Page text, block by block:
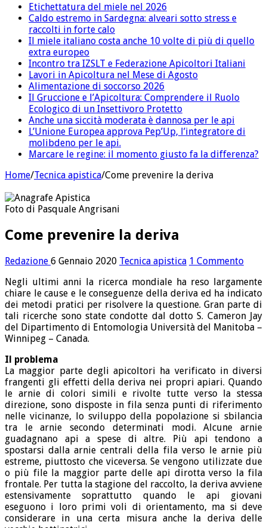
Etichettatura del miele nel 2026
Caldo estremo in Sardegna: alveari sotto stress e
raccolti in forte calo
Il miele italiano costa anche 10 volte di più di quello
extra europeo
Incontro tra IZSLT e Federazione Apicoltori Italiani
Lavori in Apicoltura nel Mese di Agosto
Alimentazione di soccorso 2026
Il Gruccione e l’Apicoltura: Comprendere il Ruolo
Ecologico di un Insettivoro Protetto
Anche una siccità moderata è dannosa per le api
L’Unione Europea approva Pep’Up, l’integratore di
molibdeno per le api.
Marcare le regine: il momento giusto fa la differenza?
Home/Tecnica apistica/Come prevenire la deriva
Foto di Pasquale Angrisani
Come prevenire la deriva
Redazione 6 Gennaio 2020 Tecnica apistica 1 Commento
Negli ultimi anni la ricerca mondiale ha reso largamente
chiare le cause e le conseguenze della deriva ed ha indicato
dei metodi pratici per risolvere la questione. Gran parte di
tali ricerche sono state condotte dal dotto S. Cameron Jay
del Dipartimento di Entomologia Università del Manitoba –
Winnipeg – Canada.
Il problema
La maggior parte degli apicoltori ha verificato in diversi
frangenti gli effetti della deriva nei propri apiari. Quando
le arnie di colori simili e rivolte tutte verso la stessa
direzione, sono disposte in fila senza punti di riferimento
nelle vicinanze, lo sviluppo della popolazione si sbilancia
tra le arnie secondo determinati modi. Alcune arnie
guadagnano api a spese di altre. Più api tendono a
spostarsi dalla arnie centrali della fila verso le arnie più
estreme, piuttosto che viceversa. Se vengono utilizzate due
o più file la maggior parte delle api dirotta verso la fila
frontale. Per tutta la stagione del raccolto, la deriva avviene
estensivamente soprattutto quando le api giovani
eseguono i loro primi voli di orientamento, ma si deve
considerare in una certa misura anche la deriva delle